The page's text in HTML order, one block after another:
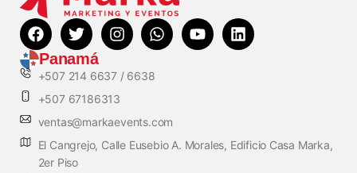
Panamá
+507 214 6637 / 6638
+507 67186313
ventas@markaevents.com
El Cangrejo, Calle Eusebio A. Morales, Edificio Casa Marka,
2er Piso